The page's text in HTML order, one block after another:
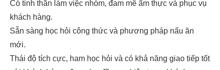
Có tinh thần làm việc nhóm, đam mê ẩm thực và phục vụ
khách hàng.
Sẵn sàng học hỏi công thức và phương pháp nấu ăn
mới.
Thái độ tích cực, ham học hỏi và có khả năng giao tiếp tốt